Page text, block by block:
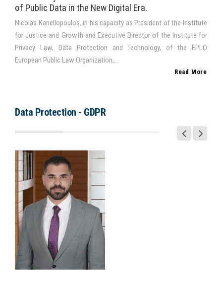
of Public Data in the New Digital Era.
Nicolas Kanellopoulos, in his capacity as President of the Institute
for Justice and Growth and Executive Director of the Institute for
Privacy Law, Data Protection and Technology, of the EPLO
European Public Law Organization,...
Read More
Data Protection - GDPR